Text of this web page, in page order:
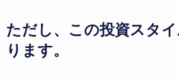
ただし、この投資スタ
ります。